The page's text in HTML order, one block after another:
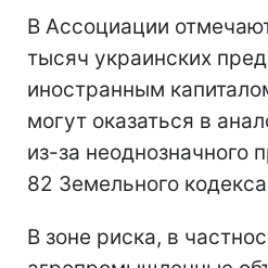
В Ассоциации
тысяч украинских
иностранным
могут оказаться в
из-за неоднозначного
82 Земельного
В зоне риска, в